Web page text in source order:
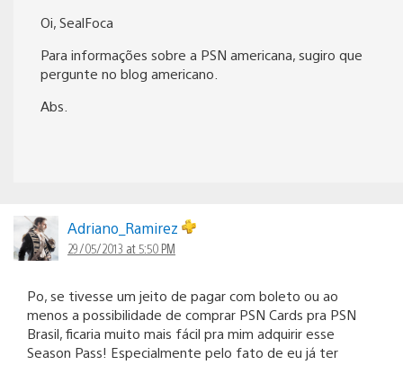
Oi, SealFoca
Para informações sobre a PSN americana, sugiro que
pergunte no blog americano.
Abs.
Adriano_Ramirez
29/05/2013 at 5:50 PM
Po, se tivesse um jeito de pagar com boleto ou ao
menos a possibilidade de comprar PSN Cards pra PSN
Brasil, ficaria muito mais fácil pra mim adquirir esse
Season Pass! Especialmente pelo fato de eu já ter